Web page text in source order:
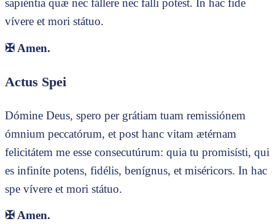
sapiéntia quæ nec fállere nec falli potest. In hac fide
vívere et mori státuo.
✠ Amen.
Actus Spei
Dómine Deus, spero per grátiam tuam remissiónem
ómnium peccatórum, et post hanc vitam ætérnam
felicitátem me esse consecutúrum: quia tu promisísti, qui
es infiníte potens, fidélis, benígnus, et miséricors. In hac
spe vívere et mori státuo.
✠Amen.